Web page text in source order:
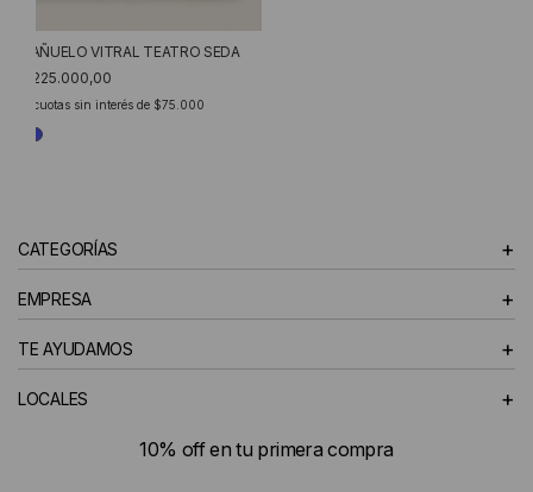
PAÑUELO VITRAL TEATRO SEDA
$225.000,00
cuotas sin interés de $75.000
CATEGORÍAS +
EMPRESA +
TE AYUDAMOS +
LOCALES +
10% off en tu primera compra